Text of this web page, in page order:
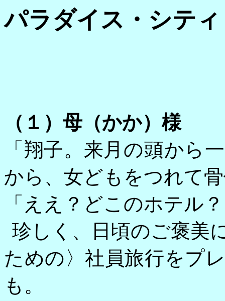
パラダイス・シテ
（１）母（かか）様
「翔子。来月の頭から
から、女どもをつれて
「ええ？どこのホテル
珍しく、日頃のご褒美
ための〉社員旅行をプ
も。